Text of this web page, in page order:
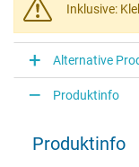
Inklusive:
Alternative
Produktinfo
Produktinfo